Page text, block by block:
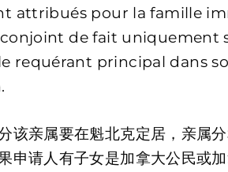
attribués pour la famille
conjoint de fait uniquement
requérant principal dans
该亲属要在魁北克定居，亲属
申请人有子女是加拿大公民或加